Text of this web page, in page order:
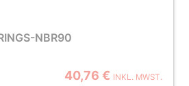
NBR90
40,76 € INKL. MWST.